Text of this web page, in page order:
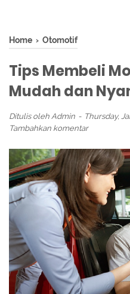
Home › Otomotif
Tips Membeli
Mudah dan
Ditulis oleh Admin
Thursday,
Tambahkan komentar